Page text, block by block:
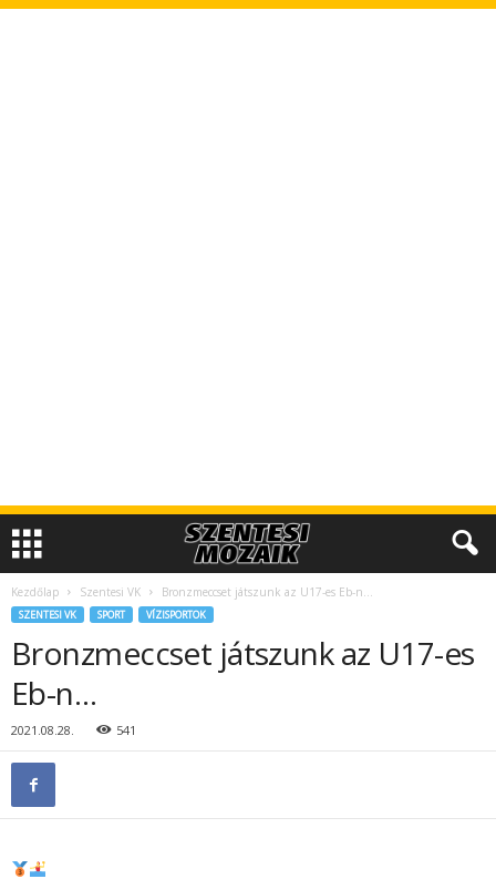
Kezdőlap Szentesi VK Bronzmeccset játszunk az U17-es Eb-n…
SZENTESI VK SPORT VÍZISPORTOK
Bronzmeccset játszunk az U17-es
Eb-n…
2021.08.28. 541